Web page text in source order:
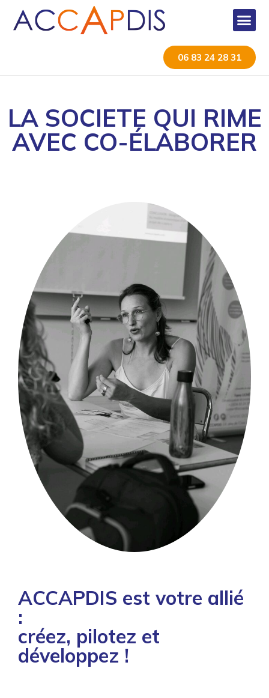
06 83 24 28 31
LA SOCIETE QUI RIME
AVEC CO-ÉLABORER
ACCAPDIS est votre allié
:
créez, pilotez et
développez !